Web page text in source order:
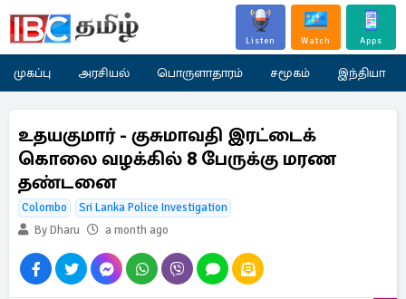
Listen Watch Apps
முகப்பு அரசியல் பொருளாதாரம் சமூகம் இந்தியா
உதயகுமார் - குசுமாவதி இரட்டைக்
கொலை வழக்கில் 8 பேருக்கு மரண
தண்டனை
Colombo
Sri Lanka Police Investigation
By Dharu
a month ago